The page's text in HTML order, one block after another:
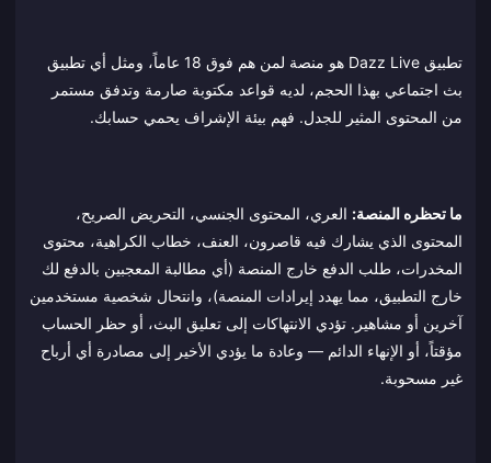
تطبيق Dazz Live هو منصة لمن هم فوق 18 عاماً، ومثل أي تطبيق
بث اجتماعي بهذا الحجم، لديه قواعد مكتوبة صارمة وتدفق مستمر
من المحتوى المثير للجدل. فهم بيئة الإشراف يحمي حسابك.
ما تحظره المنصة: العري، المحتوى الجنسي، التحريض الصريح،
المحتوى الذي يشارك فيه قاصرون، العنف، خطاب الكراهية، محتوى
المخدرات، طلب الدفع خارج المنصة (أي مطالبة المعجبين بالدفع لك
خارج التطبيق، مما يهدد إيرادات المنصة)، وانتحال شخصية مستخدمين
آخرين أو مشاهير. تؤدي الانتهاكات إلى تعليق البث، أو حظر الحساب
مؤقتاً، أو الإنهاء الدائم — وعادة ما يؤدي الأخير إلى مصادرة أي أرباح
غير مسحوبة.